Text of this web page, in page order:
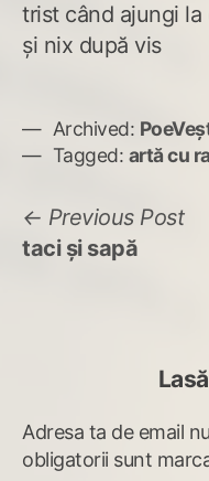
trist când ajungi la
și nix după vis
Archived:
Tagged: artă cu
Navigare
în
Previous Post
taci și sapă
Adresa ta de email
obligatorii sunt